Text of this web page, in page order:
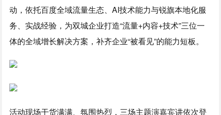
动，依托百度全域流量生态、AI技术能力与锐旗本地化服
务、实战经验，为双城企业打造“流量+内容+技术”三位一
体的全域增长解决方案，补齐企业“被看见”的能力短板。
活动现场干货满满、氛围热烈，三场主题演嘉宾讲依次登